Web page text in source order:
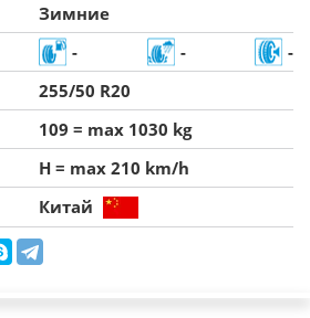
Зимние
- -
-
255/50 R20
109 = max 1030 kg
H = max 210 km/h
Китай